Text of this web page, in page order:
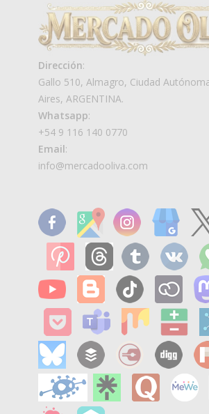
Dirección:
Gallo 510, Almagro, Ciudad
Aires, ARGENTINA.
Whatsapp:
+54 9 116 140 0770
Email:
info@mercadooliva.com